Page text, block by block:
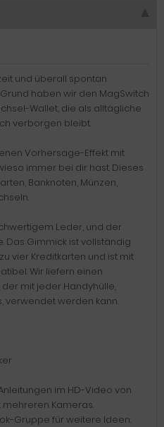
und überall spontan
haben wir den MagSwitch
Wallet, die als alltägliche
verborgen bleibt.
Vorhersage-Effekt mit
immer bei dir hast. Dieses
Banknoten, Münzen,
Leder, und der
Das Gimmick ist vollständig
vier Kreditkarten und ist mit
Wir liefern einen
mit jeder Handyhülle,
verwendet werden kann.
im HD-Video von
mehreren Kameras.
Gruppe für weitere Ideen.